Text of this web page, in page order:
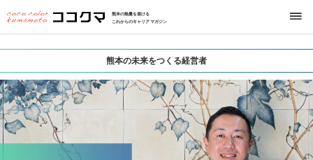
熊本の熱量を届ける
これからのキャリアマガジン
熊本の未来をつくる経営者